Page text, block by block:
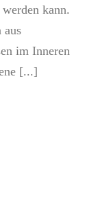
kann.
aus
im Inneren
[...]